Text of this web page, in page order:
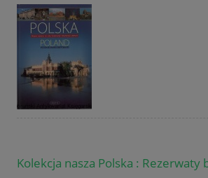
Kolekcja nasza Polska : Rezerwaty